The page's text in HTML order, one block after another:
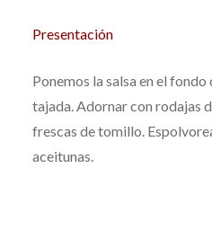
Presentación
Ponemos la salsa en el
tajada. Adornar con rodajas
frescas de tomillo.
aceitunas.